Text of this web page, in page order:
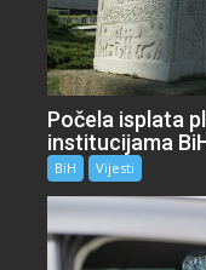
Počela isplata
institucijama
BiH Vijesti